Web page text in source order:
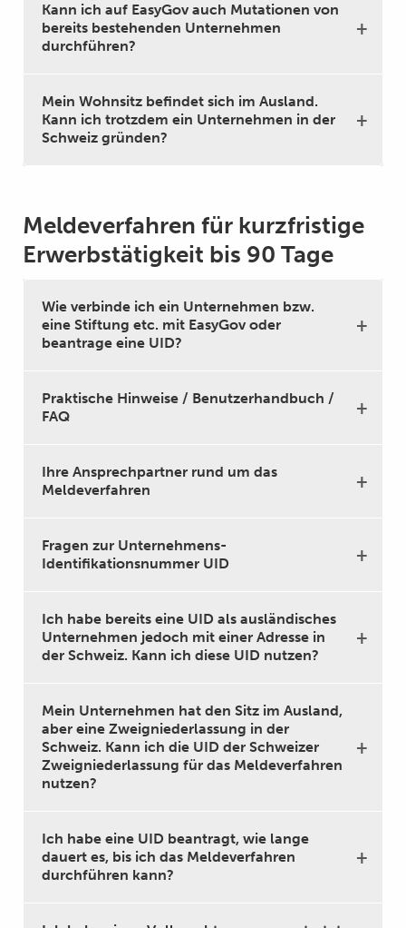
Kann ich auf EasyGov auch Mutationen von
bereits bestehenden Unternehmen
durchführen?
Mein Wohnsitz befindet sich im Ausland.
Kann ich trotzdem ein Unternehmen in der
Schweiz gründen?
Meldeverfahren für kurzfristige
Erwerbstätigkeit bis 90 Tage
Wie verbinde ich ein Unternehmen bzw.
eine Stiftung etc. mit EasyGov oder
beantrage eine UID?
Praktische Hinweise / Benutzerhandbuch /
FAQ
Ihre Ansprechpartner rund um das
Meldeverfahren
Fragen zur Unternehmens-
Identifikationsnummer UID
Ich habe bereits eine UID als ausländisches
Unternehmen jedoch mit einer Adresse in
der Schweiz. Kann ich diese UID nutzen?
Mein Unternehmen hat den Sitz im Ausland,
aber eine Zweigniederlassung in der
Schweiz. Kann ich die UID der Schweizer
Zweigniederlassung für das Meldeverfahren
nutzen?
Ich habe eine UID beantragt, wie lange
dauert es, bis ich das Meldeverfahren
durchführen kann?